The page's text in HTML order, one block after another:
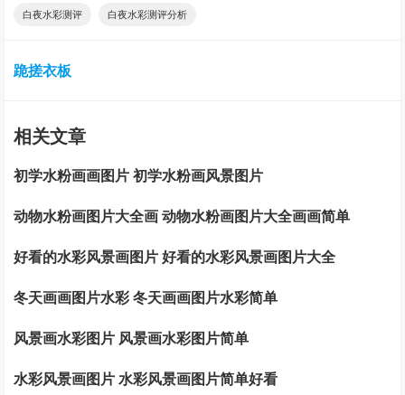
白夜水彩测评 白夜水彩测评分析
跪搓衣板
相关文章
初学水粉画画图片 初学水粉画风景图片
动物水粉画图片大全画 动物水粉画图片大全画画简单
好看的水彩风景画图片 好看的水彩风景画图片大全
冬天画画图片水彩 冬天画画图片水彩简单
风景画水彩图片 风景画水彩图片简单
水彩风景画图片 水彩风景画图片简单好看